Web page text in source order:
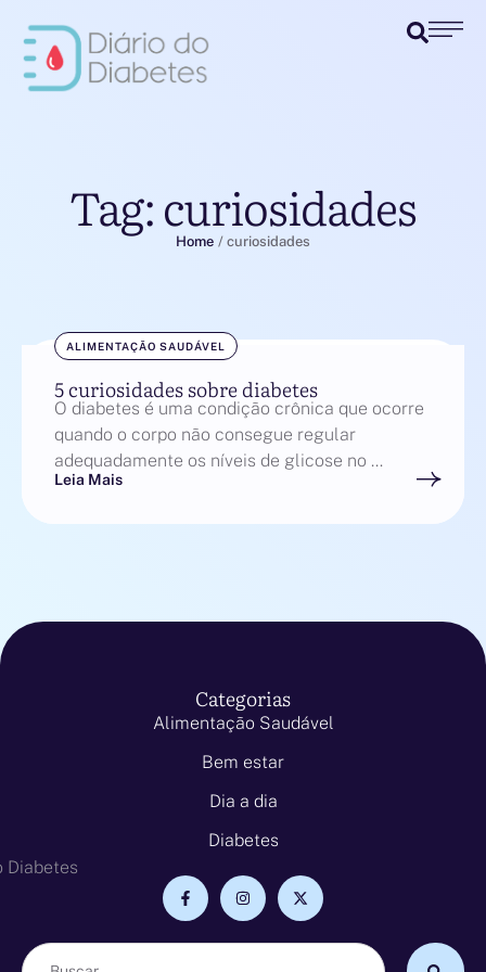
Tag:curiosidades
Home / curiosidades
ALIMENTAÇÃO SAUDÁVEL
5 curiosidades sobre diabetes
O diabetes é uma condição crônica que ocorre
quando o corpo não consegue regular
adequadamente os níveis de glicose no …
Leia Mais
Categorias
Alimentação Saudável
Bem estar
Dia a dia
Diabetes